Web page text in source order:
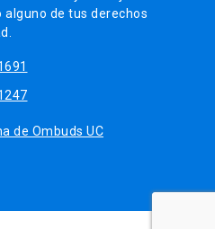
alguno de tus derechos
de Ombuds UC